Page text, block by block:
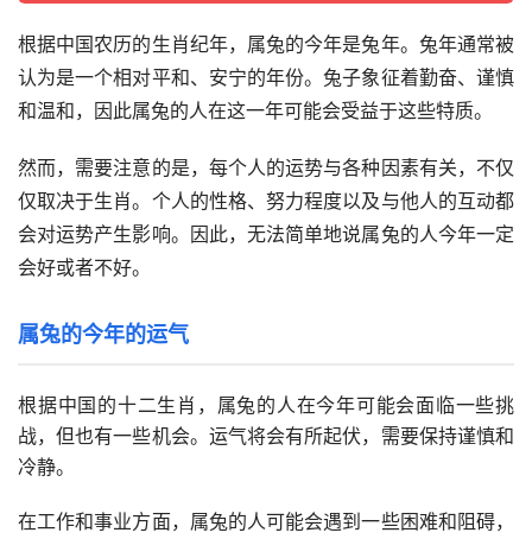
根据中国农历的生肖纪年，属兔的今年是兔年。兔年通常被
认为是一个相对平和、安宁的年份。兔子象征着勤奋、谨慎
和温和，因此属兔的人在这一年可能会受益于这些特质。
然而，需要注意的是，每个人的运势与各种因素有关，不仅
仅取决于生肖。个人的性格、努力程度以及与他人的互动都
会对运势产生影响。因此，无法简单地说属兔的人今年一定
会好或者不好。
属兔的今年的运气
根据中国的十二生肖，属兔的人在今年可能会面临一些挑
战，但也有一些机会。运气将会有所起伏，需要保持谨慎和
冷静。
在工作和事业方面，属兔的人可能会遇到一些困难和阻碍，